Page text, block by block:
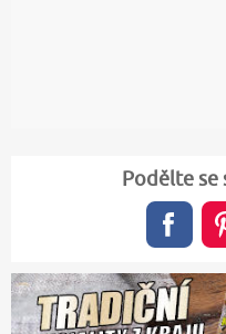
Podělte se